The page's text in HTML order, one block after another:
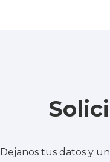
Dejanos tus datos y